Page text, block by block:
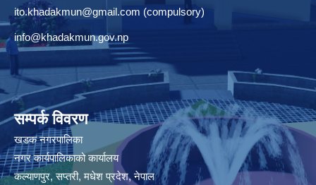
ito.khadakmun@gmail.com (compulsory)
info@khadakmun.gov.np
सम्पर्क विवरण
खडक नगरपालिका
नगर कार्यपालिकाको कार्यालय
कल्याणपुर, सप्तरी, मधेश प्रदेश, नेपाल